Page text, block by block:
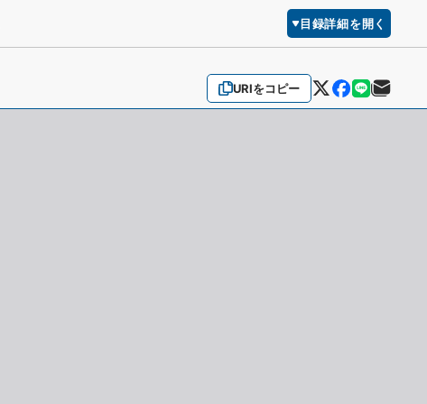
目録詳細を開く
URIをコピー